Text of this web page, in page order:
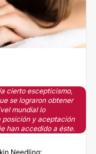
cierto escepticismo,
se lograron obtener
mundial lo
posición y aceptación
han accedido a éste.
Needling: